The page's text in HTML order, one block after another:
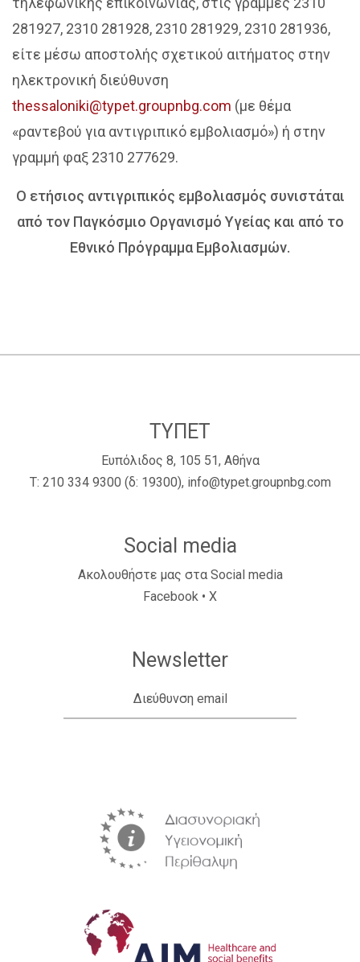
281927, 2310 281928, 2310 281929, 2310 281936,
είτε μέσω αποστολής σχετικού αιτήματος στην
ηλεκτρονική διεύθυνση
thessaloniki@typet.groupnbg.com (με θέμα
«ραντεβού για αντιγριπικό εμβολιασμό») ή στην
γραμμή φαξ 2310 277629.
Ο ετήσιος αντιγριπικός εμβολιασμός συνιστάται
από τον Παγκόσμιο Οργανισμό Υγείας και από το
Εθνικό Πρόγραμμα Εμβολιασμών.
ΤΥΠΕΤ
Ευπόλιδος 8, 105 51, Αθήνα
Τ: 210 334 9300 (δ: 19300), info@typet.groupnbg.com
Social media
Ακολουθήστε μας στα Social media
Facebook • X
Newsletter
Διεύθυνση email